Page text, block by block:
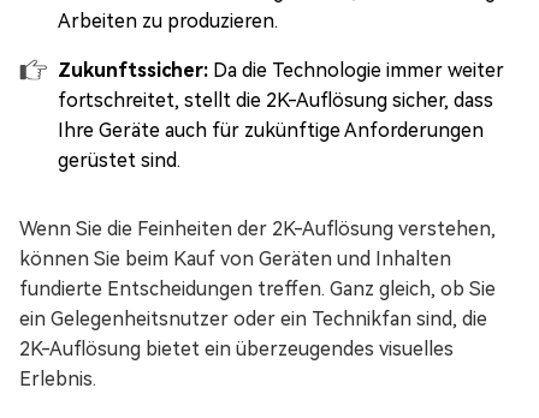
Arbeiten zu produzieren.
Zukunftssicher: Da die Technologie immer weiter
fortschreitet, stellt die 2K-Auflösung sicher, dass
Ihre Geräte auch für zukünftige Anforderungen
gerüstet sind.
Wenn Sie die Feinheiten der 2K-Auflösung verstehen,
können Sie beim Kauf von Geräten und Inhalten
fundierte Entscheidungen treffen. Ganz gleich, ob Sie
ein Gelegenheitsnutzer oder ein Technikfan sind, die
2K-Auflösung bietet ein überzeugendes visuelles
Erlebnis.